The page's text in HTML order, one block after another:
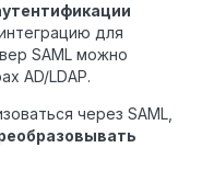
для
SAML можно
AD/LDAP.
через SAML,